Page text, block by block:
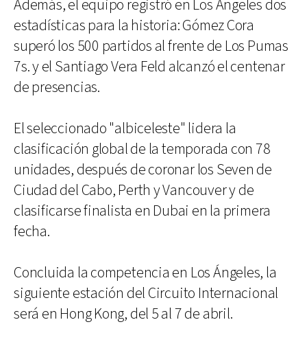
Además, el equipo registró en Los Ángeles dos
estadísticas para la historia: Gómez Cora
superó los 500 partidos al frente de Los Pumas
7s. y el Santiago Vera Feld alcanzó el centenar
de presencias.
El seleccionado "albiceleste" lidera la
clasificación global de la temporada con 78
unidades, después de coronar los Seven de
Ciudad del Cabo, Perth y Vancouver y de
clasificarse finalista en Dubai en la primera
fecha.
Concluida la competencia en Los Ángeles, la
siguiente estación del Circuito Internacional
será en Hong Kong, del 5 al 7 de abril.